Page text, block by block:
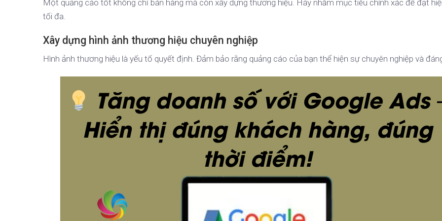
Một quảng cáo tốt không chỉ bán hàng mà còn xây dựng thương hiệu. Hãy nhắm mục tiêu chính xác để đạt
tối đa.
Xây dựng hình ảnh thương hiệu chuyên nghiệp
Hình ảnh thương hiệu là yếu tố quyết định. Đảm bảo rằng quảng cáo của bạn thể hiện sự chuyên nghiệp và